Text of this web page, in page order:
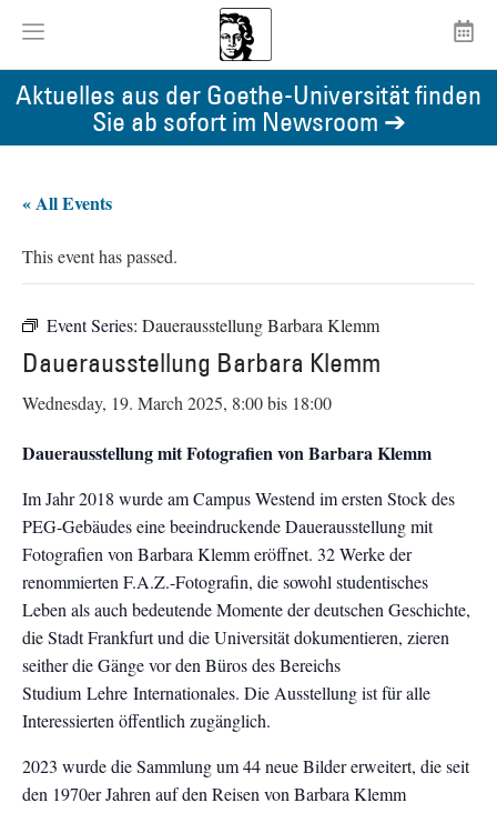
Aktuelles aus der Goethe-Universität finden
Sie ab sofort im Newsroom ➔
« All Events
This event has passed.
Event Series: Dauerausstellung Barbara Klemm
Dauerausstellung Barbara Klemm
Wednesday, 19. March 2025, 8:00bis 18:00
Dauerausstellung mit Fotografien von Barbara Klemm
Im Jahr 2018 wurde am Campus Westend im ersten Stock des
PEG-Gebäudes eine beeindruckende Dauerausstellung mit
Fotografien von Barbara Klemm eröffnet. 32 Werke der
renommierten F.A.Z.-Fotografin, die sowohl studentisches
Leben als auch bedeutende Momente der deutschen Geschichte,
die Stadt Frankfurt und die Universität dokumentieren, zieren
seither die Gänge vor den Büros des Bereichs
Studium Lehre Internationales. Die Ausstellung ist für alle
Interessierten öffentlich zugänglich.
2023 wurde die Sammlung um 44 neue Bilder erweitert, die seit
den 1970er Jahren auf den Reisen von Barbara Klemm